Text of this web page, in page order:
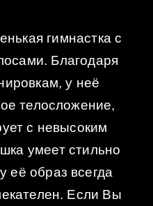
гимнастка с
Благодаря
у неё
телосложение,
с невысоким
умеет стильно
её образ всегда
Если Вы